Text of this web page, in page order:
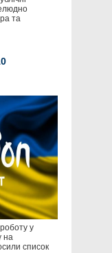
та
у
на
список